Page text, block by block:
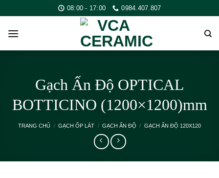
to
content
08:00 - 17:00 0984.407.807
Gạch Ấn Độ OPTICAL
BOTTICINO (1200×1200)mm
TRANG CHỦ / GẠCH ỐP LÁT / GẠCH ẤN ĐỘ / GẠCH ẤN ĐỘ 120X120